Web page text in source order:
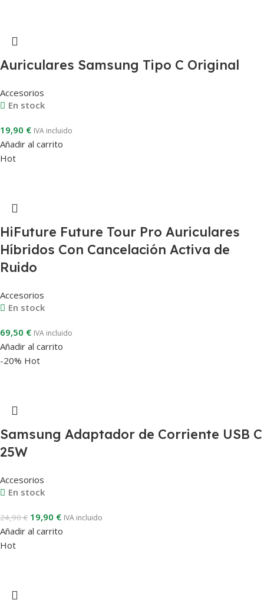
Auriculares Samsung Tipo C Original
Accesorios
En stock
19,90 € IVA incluido
Añadir al carrito
Hot
HiFuture Future Tour Pro Auriculares
Híbridos Con Cancelación Activa de
Ruido
Accesorios
En stock
69,50 € IVA incluido
Añadir al carrito
-20% Hot
Samsung Adaptador de Corriente USB C
25W
Accesorios
En stock
24,90€ 19,90 € IVA incluido
Añadir al carrito
Hot